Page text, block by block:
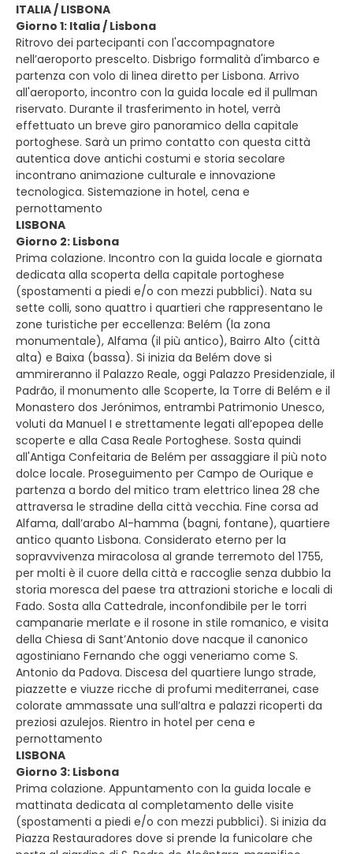
ITALIA / LISBONA
Giorno 1: Italia / Lisbona
Ritrovo dei partecipanti con l'accompagnatore
nell’aeroporto prescelto. Disbrigo formalità d'imbarco e
partenza con volo di linea diretto per Lisbona. Arrivo
all'aeroporto, incontro con la guida locale ed il pullman
riservato. Durante il trasferimento in hotel, verrà
effettuato un breve giro panoramico della capitale
portoghese. Sarà un primo contatto con questa città
autentica dove antichi costumi e storia secolare
incontrano animazione culturale e innovazione
tecnologica. Sistemazione in hotel, cena e
pernottamento
LISBONA
Giorno 2: Lisbona
Prima colazione. Incontro con la guida locale e giornata
dedicata alla scoperta della capitale portoghese
(spostamenti a piedi e/o con mezzi pubblici). Nata su
sette colli, sono quattro i quartieri che rappresentano le
zone turistiche per eccellenza: Belém (la zona
monumentale), Alfama (il più antico), Bairro Alto (città
alta) e Baixa (bassa). Si inizia da Belém dove si
ammireranno il Palazzo Reale, oggi Palazzo Presidenziale, il
Padrão, il monumento alle Scoperte, la Torre di Belém e il
Monastero dos Jerónimos, entrambi Patrimonio Unesco,
voluti da Manuel I e strettamente legati all’epopea delle
scoperte e alla Casa Reale Portoghese. Sosta quindi
all'Antiga Confeitaria de Belém per assaggiare il più noto
dolce locale. Proseguimento per Campo de Ourique e
partenza a bordo del mitico tram elettrico linea 28 che
attraversa le stradine della città vecchia. Fine corsa ad
Alfama, dall’arabo Al-hamma (bagni, fontane), quartiere
antico quanto Lisbona. Considerato eterno per la
sopravvivenza miracolosa al grande terremoto del 1755,
per molti è il cuore della città e raccoglie senza dubbio la
storia moresca del paese tra attrazioni storiche e locali di
Fado. Sosta alla Cattedrale, inconfondibile per le torri
campanarie merlate e il rosone in stile romanico, e visita
della Chiesa di Sant’Antonio dove nacque il canonico
agostiniano Fernando che oggi veneriamo come S.
Antonio da Padova. Discesa del quartiere lungo strade,
piazzette e viuzze ricche di profumi mediterranei, case
colorate ammassate una sull’altra e palazzi ricoperti da
preziosi azulejos. Rientro in hotel per cena e
pernottamento
LISBONA
Giorno 3: Lisbona
Prima colazione. Appuntamento con la guida locale e
mattinata dedicata al completamento delle visite
(spostamenti a piedi e/o con mezzi pubblici). Si inizia da
Piazza Restauradores dove si prende la funicolare che